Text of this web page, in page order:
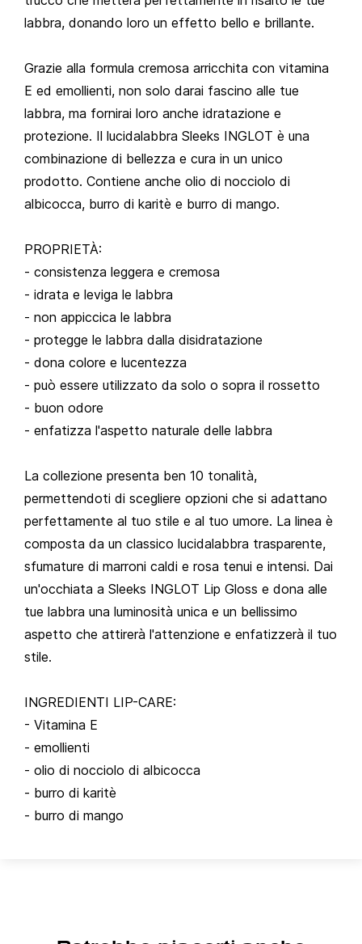
labbra, donando loro un effetto bello e brillante.
Grazie alla formula cremosa arricchita con vitamina
E ed emollienti, non solo darai fascino alle tue
labbra, ma fornirai loro anche idratazione e
protezione. Il lucidalabbra Sleeks INGLOT è una
combinazione di bellezza e cura in un unico
prodotto. Contiene anche olio di nocciolo di
albicocca, burro di karitè e burro di mango.
PROPRIETÀ:
- consistenza leggera e cremosa
- idrata e leviga le labbra
- non appiccica le labbra
- protegge le labbra dalla disidratazione
- dona colore e lucentezza
- può essere utilizzato da solo o sopra il rossetto
- buon odore
- enfatizza l'aspetto naturale delle labbra
La collezione presenta ben 10 tonalità,
permettendoti di scegliere opzioni che si adattano
perfettamente al tuo stile e al tuo umore. La linea è
composta da un classico lucidalabbra trasparente,
sfumature di marroni caldi e rosa tenui e intensi. Dai
un'occhiata a Sleeks INGLOT Lip Gloss e dona alle
tue labbra una luminosità unica e un bellissimo
aspetto che attirerà l'attenzione e enfatizzerà il tuo
stile.
INGREDIENTI LIP-CARE:
- Vitamina E
- emollienti
- olio di nocciolo di albicocca
- burro di karitè
- burro di mango